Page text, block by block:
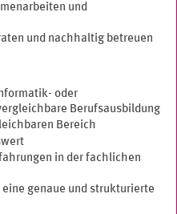
und
und nachhaltig betreuen
oder
Berufsausbildung
Bereich
in der fachlichen
genaue und strukturierte